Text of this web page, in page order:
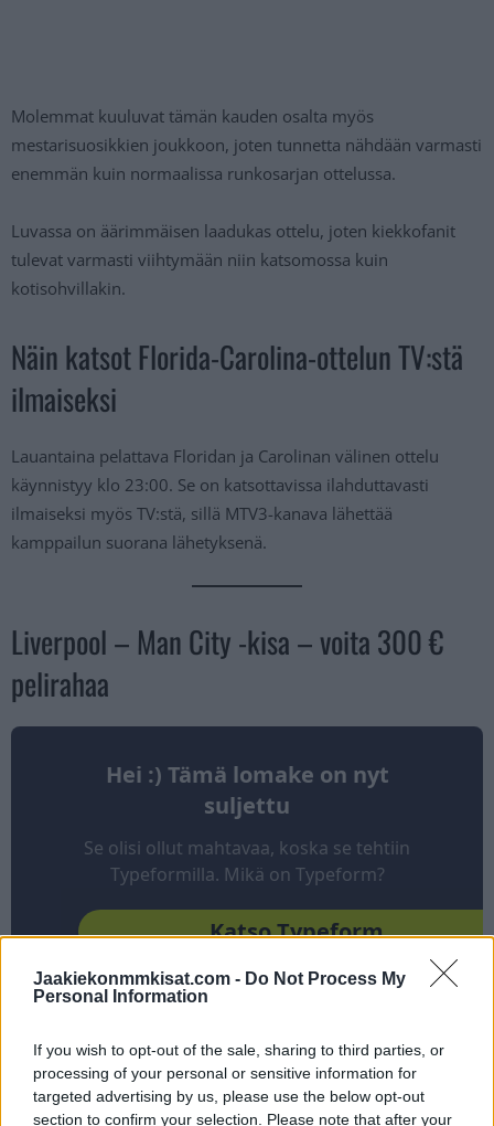
Jaakiekonmmkisat.com - Do Not Process My
Personal Information
If you wish to opt-out of the sale, sharing to third parties, or
processing of your personal or sensitive information for
targeted advertising by us, please use the below opt-out
section to confirm your selection. Please note that after your
Molemmat kuuluvat tämän kauden osalta myös
mestarisuosikkien joukkoon, joten tunnetta nähdään varmasti
enemmän kuin normaalissa runkosarjan ottelussa.
Luvassa on äärimmäisen laadukas ottelu, joten kiekkofanit
tulevat varmasti viihtymään niin katsomossa kuin
kotisohvillakin.
Näin katsot Florida-Carolina-ottelun TV:stä
ilmaiseksi
Lauantaina pelattava Floridan ja Carolinan välinen ottelu
käynnistyy klo 23:00. Se on katsottavissa ilahduttavasti
ilmaiseksi myös TV:stä, sillä MTV3-kanava lähettää
kamppailun suorana lähetyksenä.
Liverpool – Man City -kisa – voita 300 €
pelirahaa